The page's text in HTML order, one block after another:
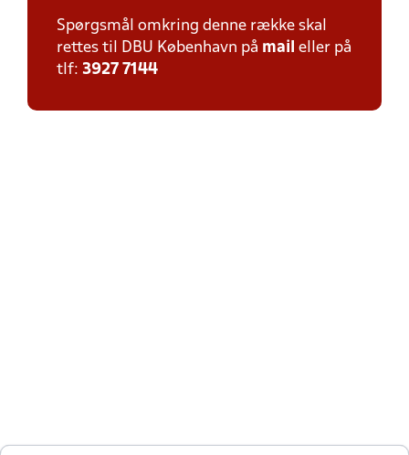
Spørgsmål omkring denne række skal
rettes til DBU København på mail eller på
tlf: 3927 7144